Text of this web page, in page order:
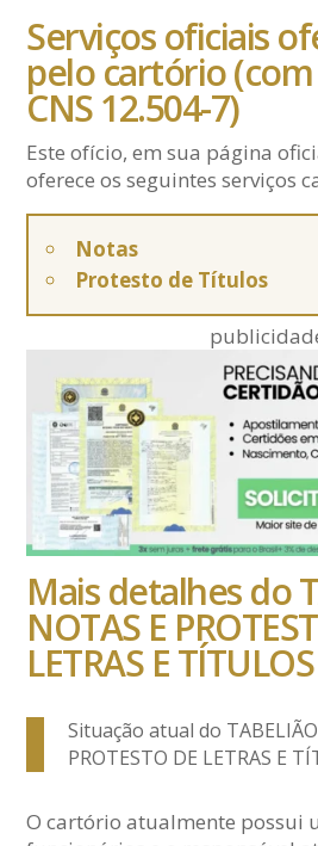
Serviços oficiais
pelo cartório
CNS 12.504-7)
Este ofício, em sua página
oferece os seguintes serviços
Notas
Protesto de Títulos
Mais detalhes do
NOTAS E
LETRAS E TÍTULOS
Situação atual do
PROTESTO DE LETRAS E
O cartório atualmente possui